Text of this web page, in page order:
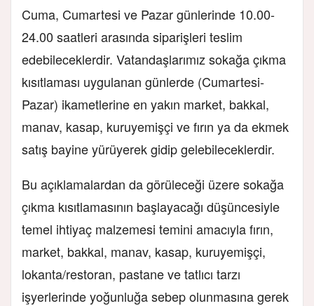
Cuma, Cumartesi ve Pazar günlerinde 10.00-
24.00 saatleri arasında siparişleri teslim
edebileceklerdir. Vatandaşlarımız sokağa çıkma
kısıtlaması uygulanan günlerde (Cumartesi-
Pazar) ikametlerine en yakın market, bakkal,
manav, kasap, kuruyemişçi ve fırın ya da ekmek
satış bayine yürüyerek gidip gelebileceklerdir.
Bu açıklamalardan da görüleceği üzere sokağa
çıkma kısıtlamasının başlayacağı düşüncesiyle
temel ihtiyaç malzemesi temini amacıyla fırın,
market, bakkal, manav, kasap, kuruyemişçi,
lokanta/restoran, pastane ve tatlıcı tarzı
işyerlerinde yoğunluğa sebep olunmasına gerek